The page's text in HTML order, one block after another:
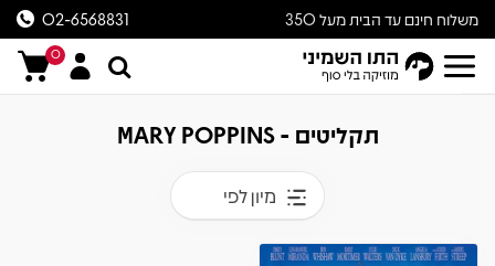
משלוח חינם עד הבית מעל 350
ש״ח
02-6568831
0
תקליטים - MARY POPPINS
מיון לפי